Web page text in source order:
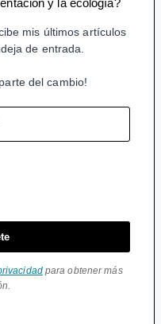
y la ecología?
mis últimos artículos
de entrada.
del cambio!
para obtener más